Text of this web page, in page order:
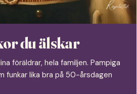
du älskar
föräldrar, hela familjen. Pampiga
funkar lika bra på 50-årsdagen